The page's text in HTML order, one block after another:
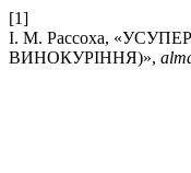
[1]
І. М. Рассоха,
ВИНОКУРІННЯ)»,